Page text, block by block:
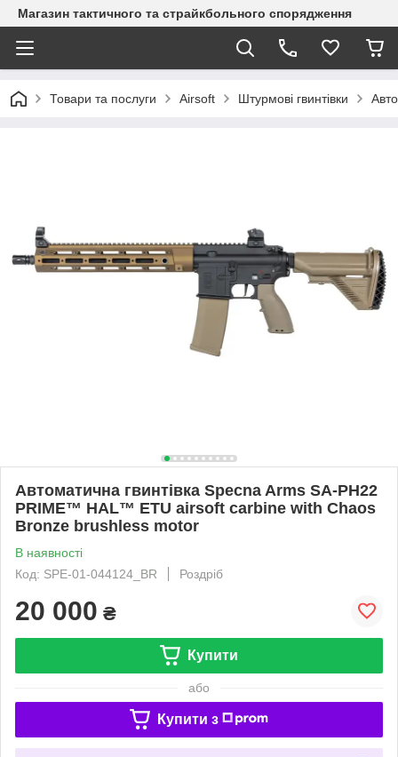
Магазин тактичного та страйкбольного спорядження
Товари та послуги Airsoft Штурмові гвинтівки
Автоматична гвинтівка Specna Arms SA-PH22
PRIME™ HAL™ ETU airsoft carbine with Chaos
Bronze brushless motor
В наявності
Код: SPE-01-044124_BR
Роздріб
20 000 ₴
Купити
або
Купити з